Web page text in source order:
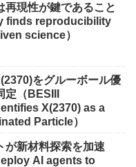
再現性が鍵であること
finds reproducibility
science）
をグルーボール優
（BESIII
X(2370) as a
Particle）
が新材料探索を加速
AI agents to